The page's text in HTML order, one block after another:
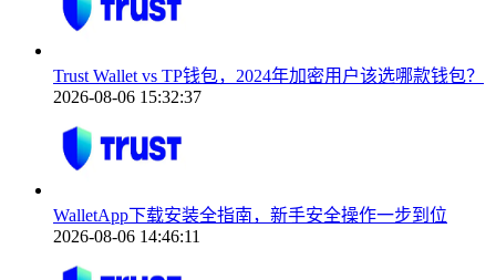
Trust Wallet vs TP钱包，2024年加密用户该选哪款钱包？
2026-08-06 15:32:37
WalletApp下载安装全指南，新手安全操作一步到位
2026-08-06 14:46:11